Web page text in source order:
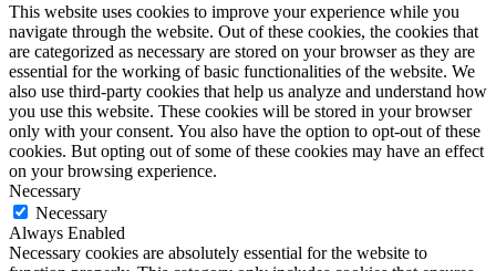
This website uses cookies to improve your experience while you
navigate through the website. Out of these cookies, the cookies that
are categorized as necessary are stored on your browser as they are
essential for the working of basic functionalities of the website. We
also use third-party cookies that help us analyze and understand how
you use this website. These cookies will be stored in your browser
only with your consent. You also have the option to opt-out of these
cookies. But opting out of some of these cookies may have an effect
on your browsing experience.
Necessary
Necessary
Always Enabled
Necessary cookies are absolutely essential for the website to